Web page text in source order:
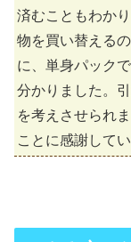
済むこともわか
物を買い替える
に、単身パック
分かりました。
を考えさせられ
ことに感謝してい